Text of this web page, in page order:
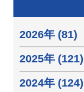
2026年 (81)
2025年 (121)
2024年 (124)